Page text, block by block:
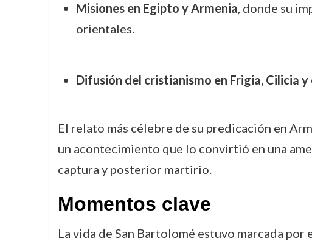
Misiones en Egipto y Armenia, donde su
orientales.
Difusión del cristianismo en Frigia, Cilicia
El relato más célebre de su predicación en
un acontecimiento que lo convirtió en una
captura y posterior martirio.
Momentos clave
La vida de San Bartolomé estuvo marcada